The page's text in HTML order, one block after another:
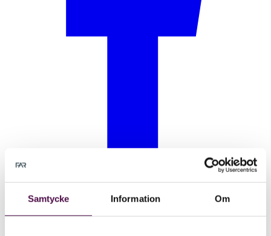
Samtycke Information Om